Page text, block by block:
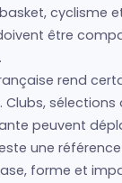
cyclisme
être
rend
Clubs,
peuvent
une
forme et